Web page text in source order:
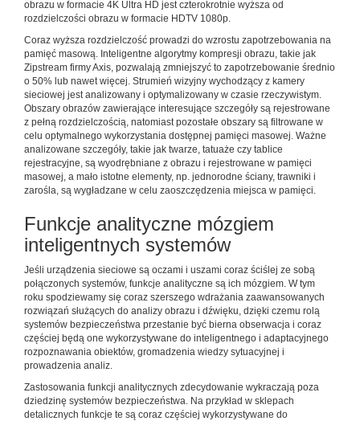
obrazu w formacie 4K Ultra HD jest czterokrotnie wyższa od
rozdzielczości obrazu w formacie HDTV 1080p.
Coraz wyższa rozdzielczość prowadzi do wzrostu zapotrzebowania na
pamięć masową. Inteligentne algorytmy kompresji obrazu, takie jak
Zipstream firmy Axis, pozwalają zmniejszyć to zapotrzebowanie średnio
o 50% lub nawet więcej. Strumień wizyjny wychodzący z kamery
sieciowej jest analizowany i optymalizowany w czasie rzeczywistym.
Obszary obrazów zawierające interesujące szczegóły są rejestrowane
z pełną rozdzielczością, natomiast pozostałe obszary są filtrowane w
celu optymalnego wykorzystania dostępnej pamięci masowej. Ważne
analizowane szczegóły, takie jak twarze, tatuaże czy tablice
rejestracyjne, są wyodrębniane z obrazu i rejestrowane w pamięci
masowej, a mało istotne elementy, np. jednorodne ściany, trawniki i
zarośla, są wygładzane w celu zaoszczędzenia miejsca w pamięci.
Funkcje analityczne mózgiem
inteligentnych systemów
Jeśli urządzenia sieciowe są oczami i uszami coraz ściślej ze sobą
połączonych systemów, funkcje analityczne są ich mózgiem. W tym
roku spodziewamy się coraz szerszego wdrażania zaawansowanych
rozwiązań służących do analizy obrazu i dźwięku, dzięki czemu rolą
systemów bezpieczeństwa przestanie być bierna obserwacja i coraz
częściej będą one wykorzystywane do inteligentnego i adaptacyjnego
rozpoznawania obiektów, gromadzenia wiedzy sytuacyjnej i
prowadzenia analiz.
Zastosowania funkcji analitycznych zdecydowanie wykraczają poza
dziedzinę systemów bezpieczeństwa. Na przykład w sklepach
detalicznych funkcje te są coraz częściej wykorzystywane do